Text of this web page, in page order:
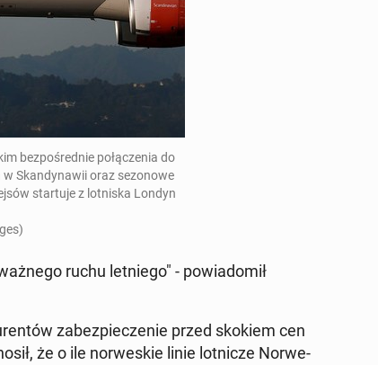
bezpośred­nie połączenia do
Skan­dy­nawii oraz se­zonowe
star­tu­je z lot­niska Londyn
ruchu let­niego" - powiadomił
zabez­piecze­nie przed skokiem cen
że o ile nor­weskie linie lot­nicze Nor­we­